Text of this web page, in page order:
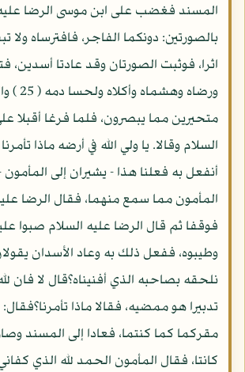
المسند فغضب على ابن موسى الرضا
بالصورتين: دونكما الفاجر، فافترساه ولا
اثرا، فوثبت الصورتان وقد عادتا أسدين،
ورضاه
متحيرين مما يبصرون، فلما فرغا أقبلا
السلام وقالا. يا ولي الله في أرضه ماذا
أنفعل به فعلنا هذا - يشيران إلى
المأمون مما سمع منهما، فقال الرضا
فوقفا ثم قال الرضا عليه السلام صبوا
وطيبوه، ففعل ذلك به وعاد الأسدان
نلحقه بصاحبه الذي أفنيناه؟قال لا فان
تدبيرا هو ممضيه، فقالا ماذا
مقركما كما كنتما، فعادا إلى المسند
كانتا، فقال المأمون الحمد لله الذي